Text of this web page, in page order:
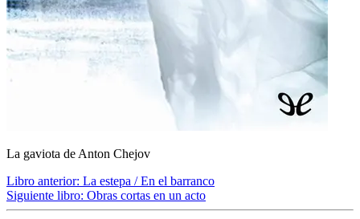
La gaviota de Anton Chejov
Libro anterior: La estepa / En el barranco
Siguiente libro: Obras cortas en un acto